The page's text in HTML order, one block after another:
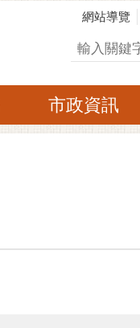
網站導覽
搜尋
市政資訊